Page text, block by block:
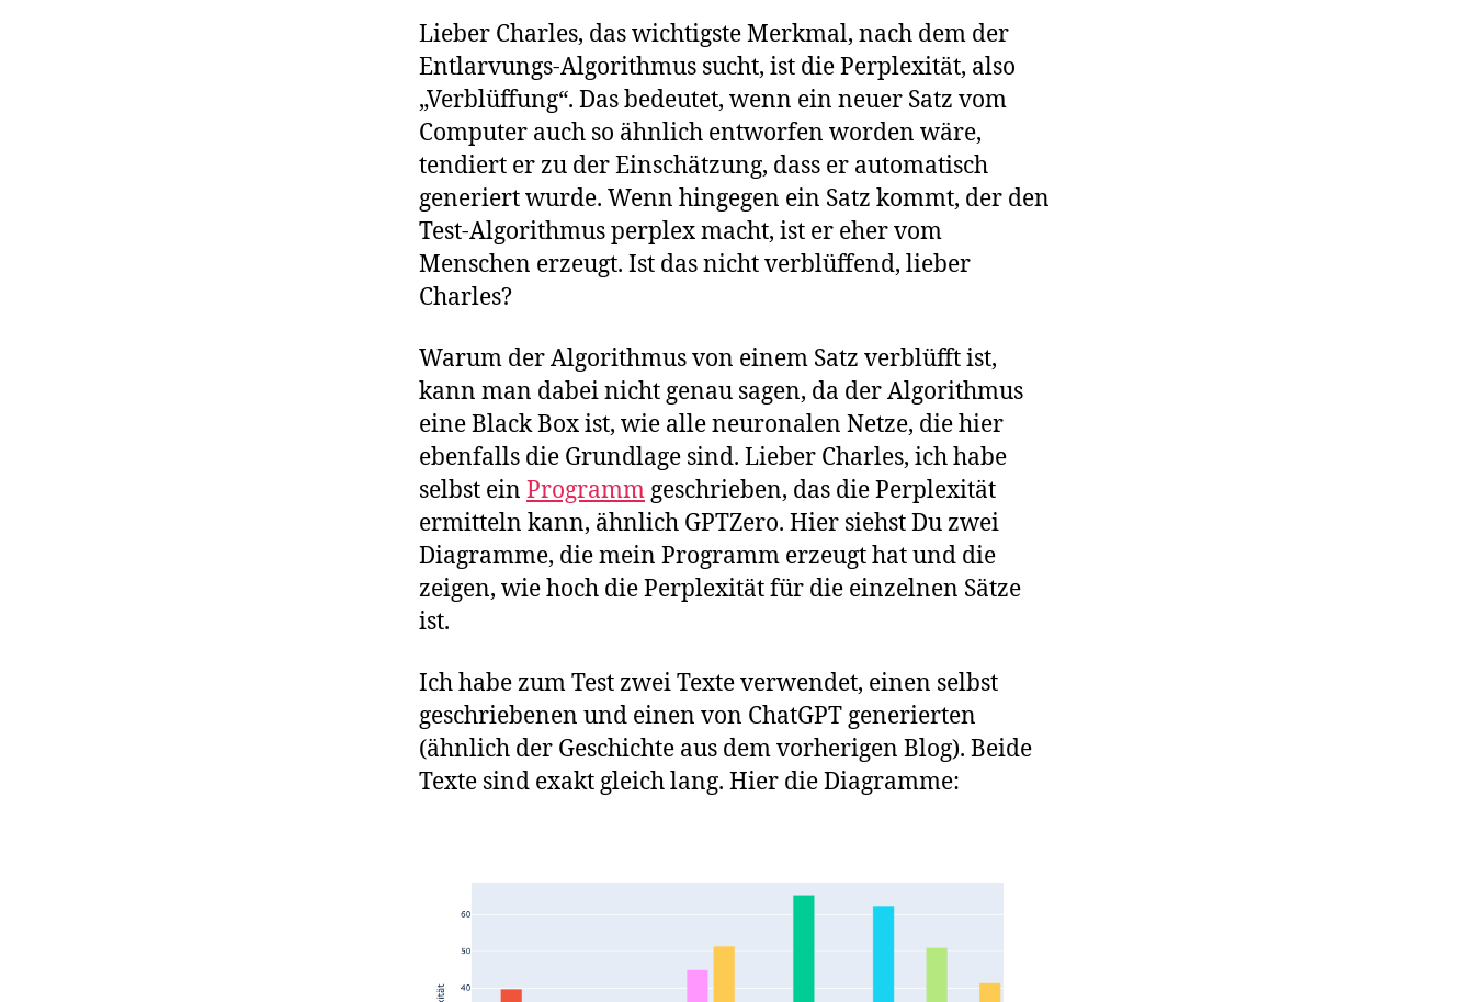
Lieber Charles, das wichtigste Merkmal, nach dem der
Entlarvungs-Algorithmus sucht, ist die Perplexität, also
„Verblüffung“. Das bedeutet, wenn ein neuer Satz vom
Computer auch so ähnlich entworfen worden wäre,
tendiert er zu der Einschätzung, dass er automatisch
generiert wurde. Wenn hingegen ein Satz kommt, der den
Test-Algorithmus perplex macht, ist er eher vom
Menschen erzeugt. Ist das nicht verblüffend, lieber
Charles?
Warum der Algorithmus von einem Satz verblüfft ist,
kann man dabei nicht genau sagen, da der Algorithmus
eine Black Box ist, wie alle neuronalen Netze, die hier
ebenfalls die Grundlage sind. Lieber Charles, ich habe
selbst ein Programm geschrieben, das die Perplexität
ermitteln kann, ähnlich GPTZero. Hier siehst Du zwei
Diagramme, die mein Programm erzeugt hat und die
zeigen, wie hoch die Perplexität für die einzelnen Sätze
ist.
Ich habe zum Test zwei Texte verwendet, einen selbst
geschriebenen und einen von ChatGPT generierten
(ähnlich der Geschichte aus dem vorherigen Blog). Beide
Texte sind exakt gleich lang. Hier die Diagramme: